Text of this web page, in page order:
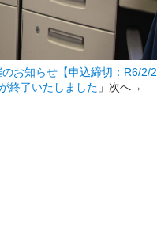
お知らせ【申込締切：R6/2/2
終了いたしました 」次へ→